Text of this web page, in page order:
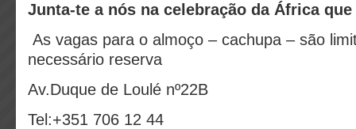
Junta-te a nós na celebração da África
As vagas para o almoço – cachupa – são
necessário reserva
Av.Duque de Loulé nº22B
Tel:+351 706 12 44